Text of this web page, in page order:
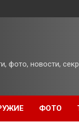
фото, новости,
ФОТО